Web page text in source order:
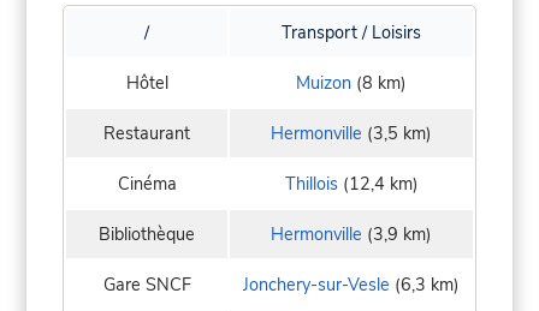
/ Transport / Loisirs
Hôtel Muizon (8 km)
Restaurant Hermonville (3,5 km)
Cinéma Thillois(12,4 km)
Bibliothèque Hermonville (3,9 km)
Gare SNCF Jonchery-sur-Vesle (6,3 km)